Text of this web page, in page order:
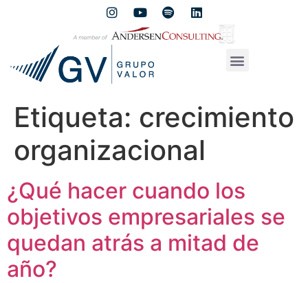
Etiqueta: crecimiento
organizacional
¿Qué hacer cuando los
objetivos empresariales se
quedan atrás a mitad de
año?